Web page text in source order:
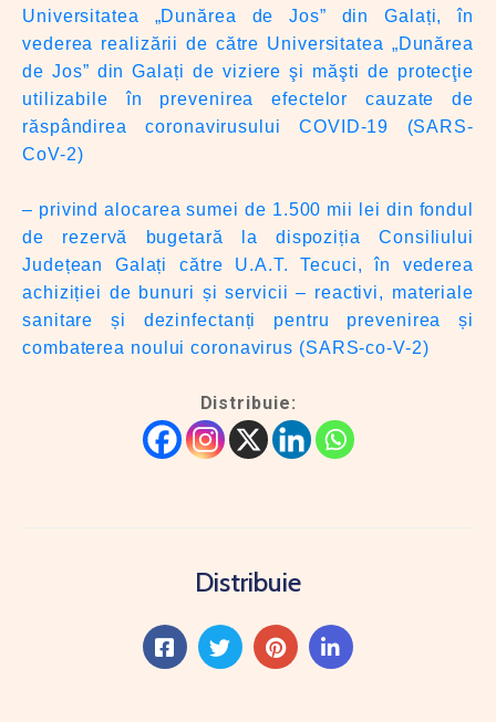
Universitatea „Dunărea de Jos” din Galați, în
vederea realizării de către Universitatea „Dunărea
de Jos” din Galați de viziere şi măşti de protecţie
utilizabile în prevenirea efectelor cauzate de
răspândirea coronavirusului COVID-19 (SARS-
CoV-2)
– privind alocarea sumei de 1.500 mii lei din fondul
de rezervă bugetară la dispoziția Consiliului
Județean Galați către U.A.T. Tecuci, în vederea
achiziției de bunuri și servicii – reactivi, materiale
sanitare și dezinfectanți pentru prevenirea și
combaterea noului coronavirus (SARS-co-V-2)
Distribuie:
Distribuie